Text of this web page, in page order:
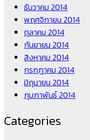
ธันวาคม 2014
พฤศจิกายน 2014
ตุลาคม 2014
กันยายน 2014
สิงหาคม 2014
กรกฎาคม 2014
มิถุนายน 2014
กุมภาพันธ์ 2014
Categories